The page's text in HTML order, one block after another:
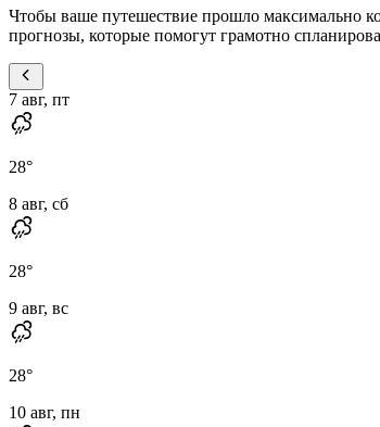
Чтобы ваше путешествие прошло максимально
прогнозы, которые помогут грамотно
7 авг, пт
28°
8 авг, сб
28°
9 авг, вс
28°
10 авг, пн